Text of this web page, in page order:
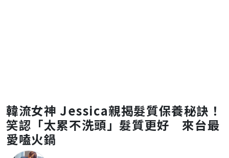
韓流女神 Jessica親揭髮質保養秘訣！
笑認「太累不洗頭」髮質更好 來台最
愛嗑火鍋